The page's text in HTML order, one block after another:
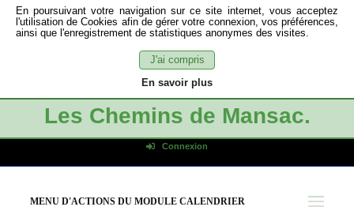
En poursuivant votre navigation sur ce site internet, vous acceptez
l'utilisation de Cookies afin de gérer votre connexion, vos préférences,
ainsi que l'enregistrement de statistiques anonymes des visites.
J'ai compris
En savoir plus
Les Chemins de Mansac.
Connexion
MENU D'ACTIONS DU MODULE CALENDRIER